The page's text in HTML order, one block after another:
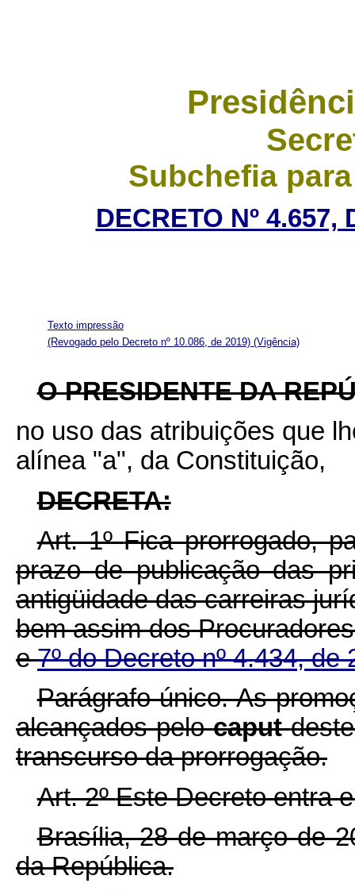
Subchefia
DECRETO Nº 4.657,
Texto impressão
(Revogado pelo Decreto nº 10.086, de 2019) (Vigência)
O PRESIDENTE DA
no uso das atribuições que
alínea "a", da Constituição,
DECRETA:
Art. 1ºFica prorrogado,
prazo de publicação das
antigüidade das carreiras
bem assim dos
e7º do Decreto nº 4.434,
Parágrafo único. As
alcançados pelocaput
transcurso da prorrogação.
Art. 2ºEste Decreto entra
Brasília, 28 de março de
da República.